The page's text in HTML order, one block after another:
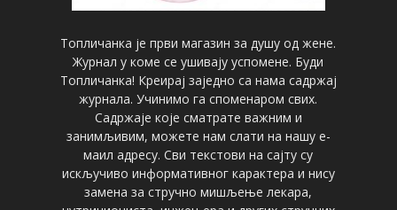
Топличанка је први магазин за душу од жене.
Журнал у коме се ушивају успомене. Буди
Топличанка! Креирај заједно са нама садржај
журнала. Учинимо га споменаром свих.
Садржаје које сматрате важним и
занимљивим, можете нам слати на нашу е-
маил адресу. Сви текстови на сајту су
искључиво информативног карактера и нису
замена за стручно мишљење лекара,